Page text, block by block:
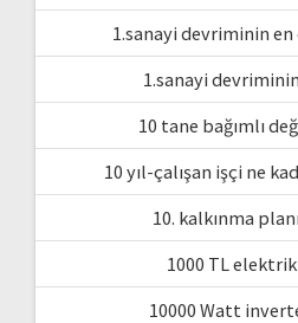
1.sanayi devriminin
1.sanayi
10 tane bağımlı
10 yıl-çalışan işçi ne
10. kalkınma
1000 TL
10000 Watt